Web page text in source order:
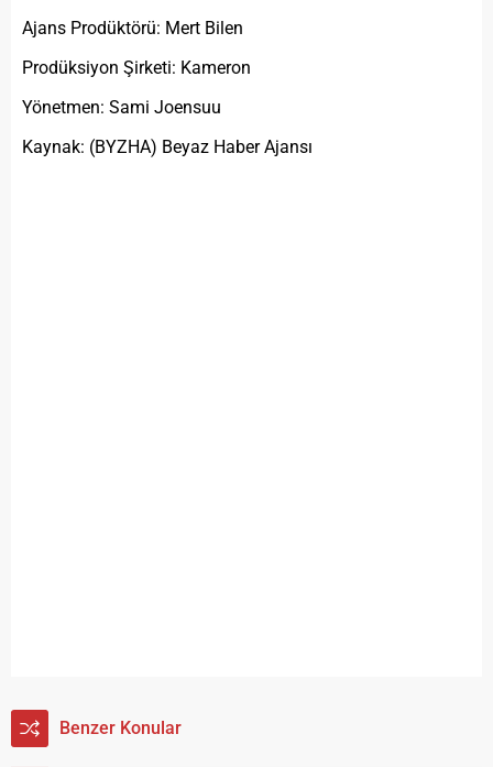
Ajans Prodüktörü: Mert Bilen
Prodüksiyon Şirketi: Kameron
Yönetmen: Sami Joensuu
Kaynak: (BYZHA) Beyaz Haber Ajansı
Benzer Konular